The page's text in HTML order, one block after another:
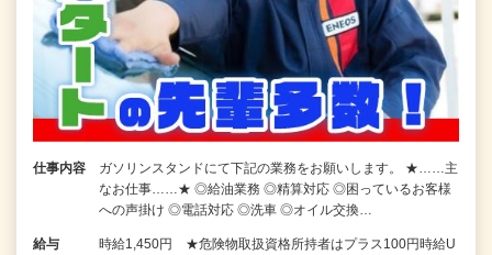
仕事内容
ガソリンスタンドにて下記の業務をお願いします。 ★……主
なお仕事……★ ◎給油業務 ◎精算対応 ◎困っているお客様
への声掛け ◎電話対応 ◎洗車 ◎オイル交換…
給与
時給1,450円 ★危険物取扱資格所持者はプラス100円時給U